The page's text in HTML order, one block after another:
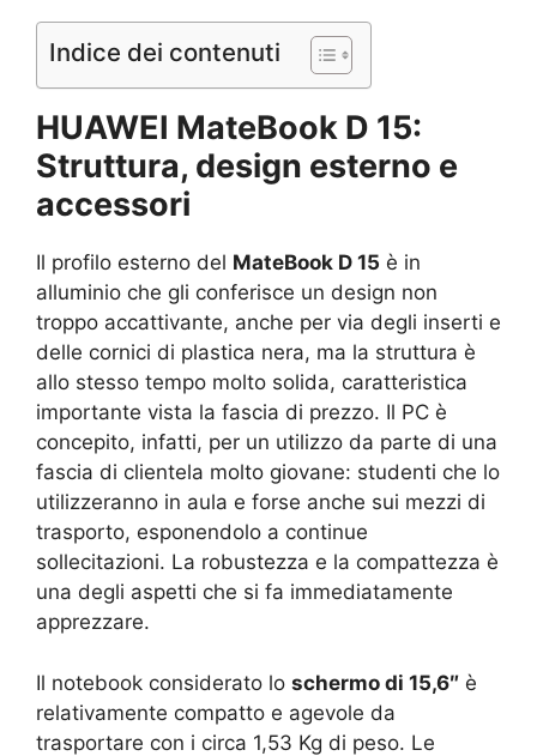
Indice dei contenuti
HUAWEI MateBook D 15:
Struttura, design esterno e
accessori
Il profilo esterno del MateBook D 15 è in
alluminio che gli conferisce un design non
troppo accattivante, anche per via degli inserti e
delle cornici di plastica nera, ma la struttura è
allo stesso tempo molto solida, caratteristica
importante vista la fascia di prezzo. Il PC è
concepito, infatti, per un utilizzo da parte di una
fascia di clientela molto giovane: studenti che lo
utilizzeranno in aula e forse anche sui mezzi di
trasporto, esponendolo a continue
sollecitazioni. La robustezza e la compattezza è
una degli aspetti che si fa immediatamente
apprezzare.
Il notebook considerato lo schermo di 15,6″ è
relativamente compatto e agevole da
trasportare con i circa 1,53 Kg di peso. Le